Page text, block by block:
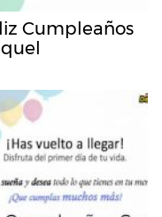
Cumpleaños